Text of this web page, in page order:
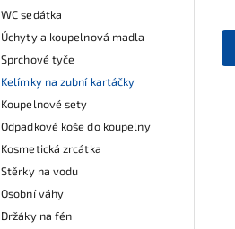
WC sedátka
Úchyty a koupelnová madla
Sprchové tyče
Kelímky na zubní kartáčky
Koupelnové sety
Odpadkové koše do koupelny
Kosmetická zrcátka
Stěrky na vodu
Osobní váhy
Držáky na fén